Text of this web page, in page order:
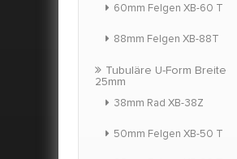
60mm Felgen XB-60 T
88mm Felgen XB-88T
Tubuläre U-Form Breite
25mm
38mm Rad XB-38Z
50mm Felgen XB-50 T